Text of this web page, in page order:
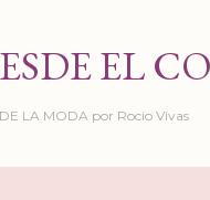
EL
LA MODA por Rocio Vivas